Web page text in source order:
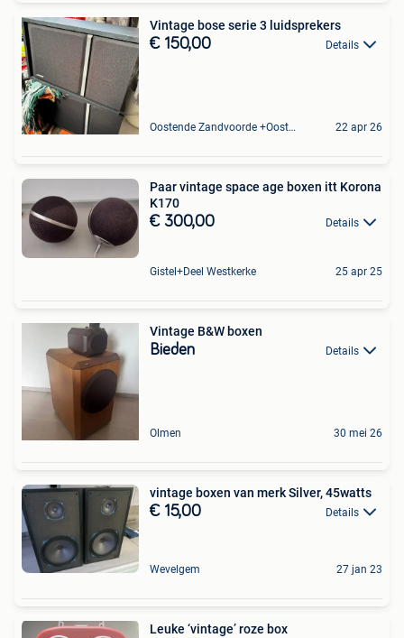
Vintage bose serie 3 luidsprekers
€ 150,00 Details
Oostende Zandvoorde +Oostende 22 apr 26
Paar vintage space age boxen itt Korona
K170
€ 300,00 Details
Gistel+Deel Westkerke 25 apr 25
Vintage B&W boxen
Bieden Details
Olmen 30 mei 26
vintage boxen van merk Silver, 45watts
€ 15,00 Details
Wevelgem 27 jan 23
Leuke ‘vintage’ roze box